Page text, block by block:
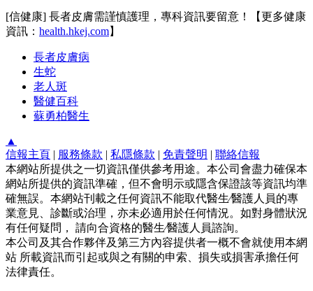
[信健康] 長者皮膚需謹慎護理，專科資訊要留意！【更多健康
資訊： health.hkej.com】
長者皮膚病
生蛇
老人斑
醫健百科
蘇勇柏醫生
▲
信報主頁 | 服務條款 | 私隱條款 | 免責聲明 | 聯絡信報
本網站所提供之一切資訊僅供參考用途。本公司會盡力確保本
網站所提供的資訊準確，但不會明示或隱含保證該等資訊均準
確無誤。本網站刊載之任何資訊不能取代醫生∕醫護人員的專
業意見、診斷或治理，亦未必適用於任何情況。如對身體狀況
有任何疑問， 請向合資格的醫生∕醫護人員諮詢。
本公司及其合作夥伴及第三方內容提供者一概不會就使用本網
站 所載資訊而引起或與之有關的申索、損失或損害承擔任何
法律責任。